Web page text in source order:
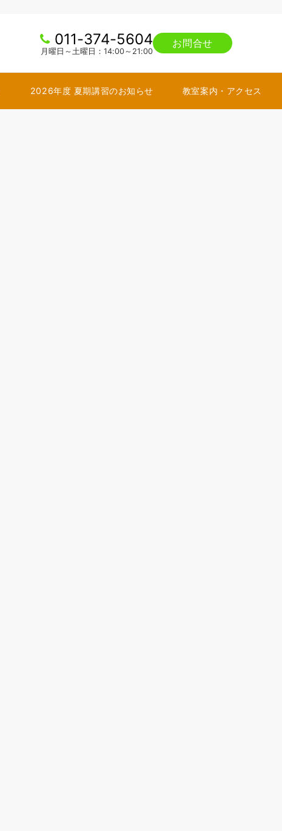
011-374-5604
月曜日～土曜日：14:00～21:00
お問合せ
2026年度 夏期講習のお知らせ 教室案内・アクセス